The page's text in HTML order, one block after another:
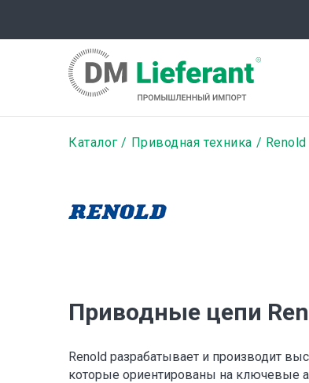
содержанию
Строка
Каталог Приводная техника Renold
Приводные цепи
Renold разрабатывает и производит
которые ориентированы на ключевые